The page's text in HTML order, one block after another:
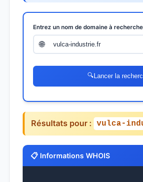
Recherche IP
SMS Gratuit
Entrez un nom de domaine à
🌐
🔍 Lancer la
Résultats pour : vulca-
📋 Informations WHOIS